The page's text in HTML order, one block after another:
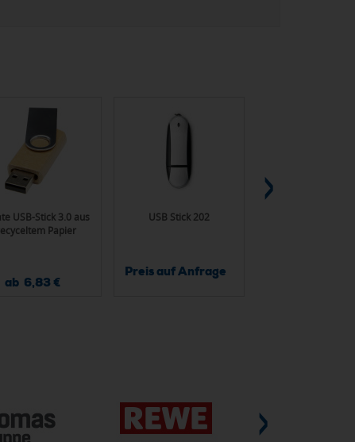
USB-Stick 3.0 aus
Papier
ab 6,83 €
USB Stick 202
Preis auf Anfrage